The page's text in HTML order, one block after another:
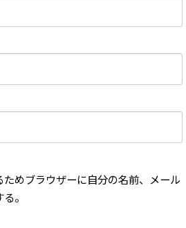
めブラウザーに自分の名前、メール
。